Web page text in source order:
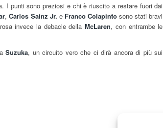
I punti sono preziosi e chi è riuscito a restare fuori dai
,Carlos Sainz Jr. e Franco Colapinto sono stati bravi
invece la debacle dellaMcLaren, con entrambe le
Suzuka, un circuito vero che ci dirà ancora di più sui